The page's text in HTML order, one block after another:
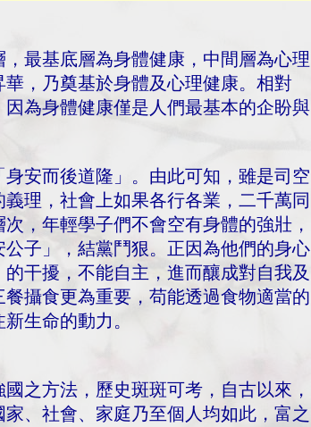
最基底層為身體健康，中間層為心理
，乃奠基於身體及心理健康。相對
為身體健康僅是人們最基本的企盼與
安而後道隆」。由此可知，雖是司空
理，社會上如果各行各業，二千萬同
，年輕學子們不會空有身體的強壯，
子」，結黨鬥狠。正因為他們的身心
干擾，不能自主，進而釀成對自我及
攝食更為重要，苟能透過食物適當的
生命的動力。
之方法，歷史斑斑可考，自古以來，
、社會、家庭乃至個人均如此，富之